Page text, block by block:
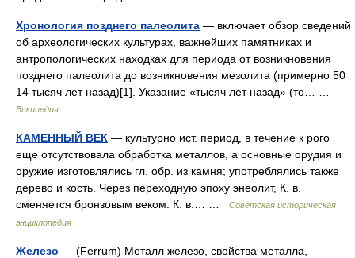
Хронология позднего палеолита — включает обзор сведений
об археологических культурах, важнейших памятниках и
антропологических находках для периода от возникновения
позднего палеолита до возникновения мезолита (примерно 50
14 тысяч лет назад)[1]. Указание «тысяч лет назад» (то… …
Википедия
КАМЕННЫЙ ВЕК — культурно ист. период, в течение к рого
еще отсутствовала обработка металлов, а основные орудия и
оружие изготовлялись гл. обр. из камня; употреблялись также
дерево и кость. Через переходную эпоху энеолит, К. в.
сменяется бронзовым веком. К. в.… …
Советская историческая
энциклопедия
Железо — (Ferrum) Металл железо, свойства металла,